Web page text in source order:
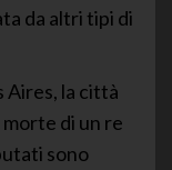
da altri tipi di
Aires, la città
di un re
sono